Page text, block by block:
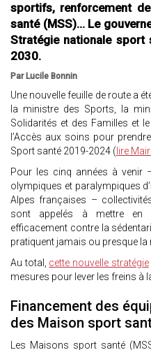
sportifs, renforcement
santé (MSS)… Le
Stratégie nationale sport
2030.
Par Lucile Bonnin
Une nouvelle feuille de route a
la ministre des Sports, la
Solidarités et des Familles et
l’Accès aux soins pour
Sport santé 2019-2024 ( lire
Pour les cinq années à venir
olympiques et paralympiques
Alpes françaises –
sont appelés à mettre en
efficacement contre la
pratiquent jamais ou presque
Au total, cette nouvelle stratégie
mesures pour lever les freins à
Financement des
des Maison sport
Les Maisons sport santé